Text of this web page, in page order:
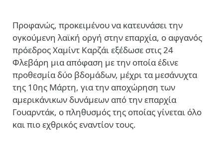
Προφανώς, προκειμένου να κατευνάσει την
ογκούμενη λαϊκή οργή στην επαρχία, ο αφγανός
πρόεδρος Χαμίντ Καρζάι εξέδωσε στις 24
Φλεβάρη μια απόφαση με την οποία έδινε
προθεσμία δύο βδομάδων, μέχρι τα μεσάνυχτα
της 10ης Μάρτη, για την αποχώρηση των
αμερικάνικων δυνάμεων από την επαρχία
Γουαρντάκ, ο πληθυσμός της οποίας γίνεται όλο
και πιο εχθρικός εναντίον τους.